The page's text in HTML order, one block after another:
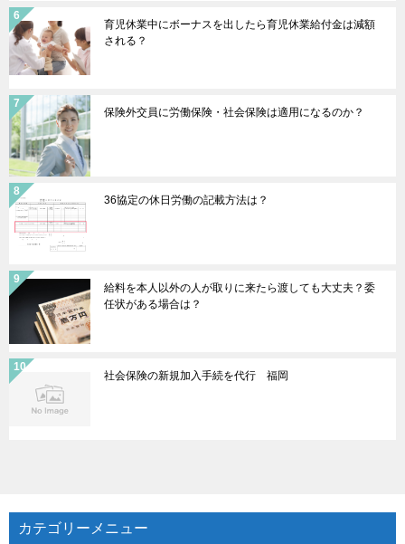
育児休業中にボーナスを出したら育児休業給付金は減額
される？
保険外交員に労働保険・社会保険は適用になるのか？
36協定の休日労働の記載方法は？
給料を本人以外の人が取りに来たら渡しても大丈夫？委
任状がある場合は？
社会保険の新規加入手続を代行 福岡
カテゴリーメニュー